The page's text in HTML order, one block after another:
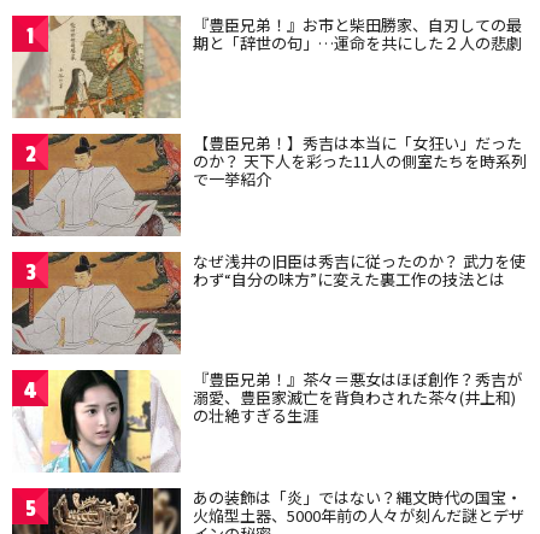
1 『豊臣兄弟！』お市と柴田勝家、自刃しての最
期と「辞世の句」…運命を共にした２人の悲劇
2 【豊臣兄弟！】秀吉は本当に「女狂い」だった
のか？ 天下人を彩った11人の側室たちを時系列
で一挙紹介
3 なぜ浅井の旧臣は秀吉に従ったのか？ 武力を使
わず“自分の味方”に変えた裏工作の技法とは
4 『豊臣兄弟！』茶々＝悪女はほぼ創作？秀吉が
溺愛、豊臣家滅亡を背負わされた茶々(井上和)
の壮絶すぎる生涯
5 あの装飾は「炎」ではない？縄文時代の国宝・
火焔型土器、5000年前の人々が刻んだ謎とデザ